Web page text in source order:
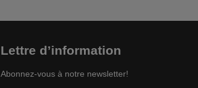
Lettre d’information
Abonnez-vous à notre newsletter!